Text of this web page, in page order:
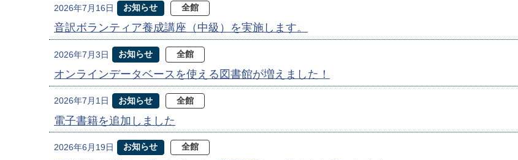
2026年7月16日 お知らせ 全館
音訳ボランティア養成講座（中級）を実施します。
2026年7月3日 お知らせ 全館
オンラインデータベースを使える図書館が増えました！
2026年7月1日 お知らせ 全館
電子書籍を追加しました
2026年6月19日 お知らせ 全館